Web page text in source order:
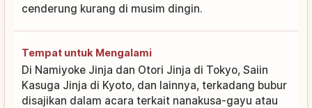
cenderung kurang di musim dingin.
Tempat untuk Mengalami
Di Namiyoke Jinja dan Otori Jinja di Tokyo, Saiin
Kasuga Jinja di Kyoto, dan lainnya, terkadang bubur
disajikan dalam acara terkait nanakusa-gayu atau